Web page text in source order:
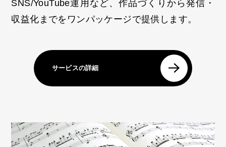
SNS/YouTube運用など、作品づくりから発信・
収益化までをワンパッケージで提供します。
サービスの詳細